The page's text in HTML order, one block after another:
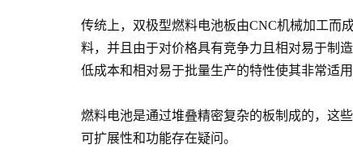
传统上，双极型燃料电池板由CNC机械加工而
料，并且由于对价格具有竞争力且相对易于制
低成本和相对易于批量生产的特性使其非常适
燃料电池是通过堆叠精密复杂的板制成的，这
可扩展性和功能存在疑问。